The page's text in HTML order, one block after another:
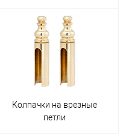
Колпачки на врезные
петли